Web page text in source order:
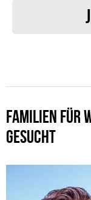
FAMILIEN FÜR
GESUCHT